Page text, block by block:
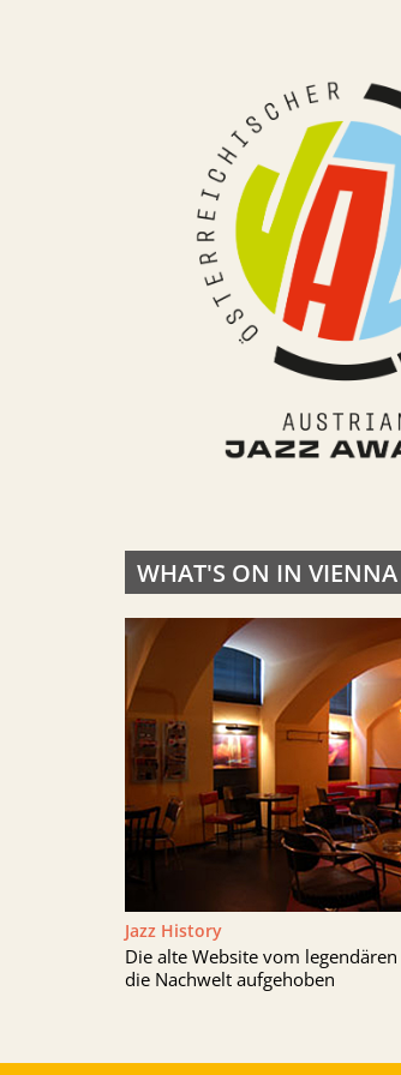
WHAT'S ON IN VIENNA
Jazz History
Die alte Website vom
die Nachwelt aufgehoben